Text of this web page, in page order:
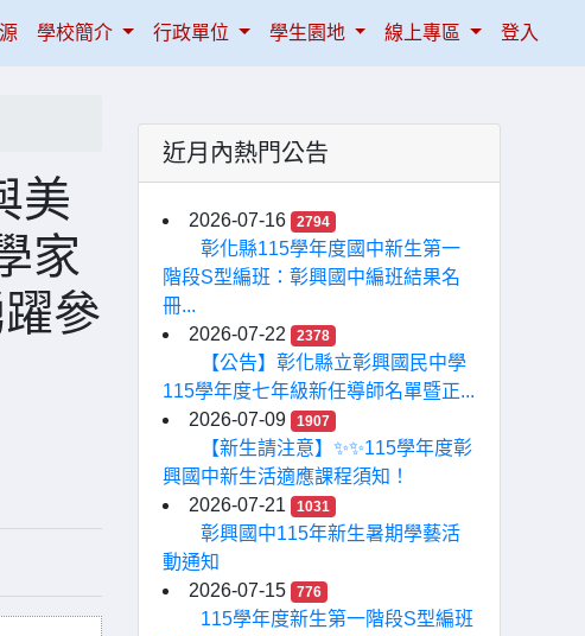
學校簡介 行政單位 學生園地 線上專區 登入
美
家
參
近月內熱門公告
2026-07-16 2794
彰化縣115學年度國中新生第一
階段S型編班：彰興國中編班結果名
冊...
2026-07-22
2378
【公告】彰化縣立彰興國民中學
115學年度七年級新任導師名單暨正...
2026-07-09
1907
【新生請注意】✨✨115學年度彰
興國中新生活適應課程須知！
2026-07-21
1031
彰興國中115年新生暑期學藝活
動通知
2026-07-15
776
115學年度新生第一階段S型編班